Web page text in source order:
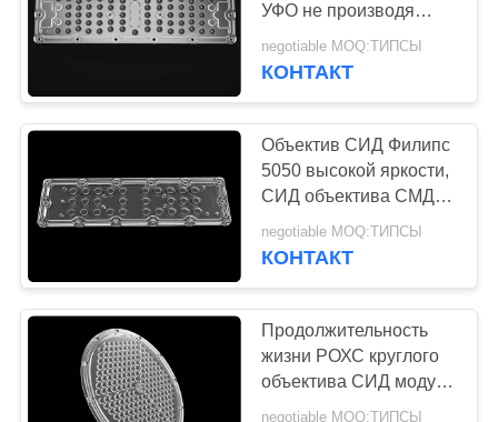
Объектив СИД
Pmma
Светлый объектив
водить
УФО не производя
УЛЬТРАФИОЛЕТОВЫЕ
аксессуары набивкой
negotiable MOQ:ТИПСЫ
КОНТАКТ
Объектив СИД Филипс
5050 высокой яркости,
СИД объектива СМД
купола освещения
тоннеля
negotiable MOQ:ТИПСЫ
КОНТАКТ
Продолжительность
жизни РОХС круглого
объектива СИД модуля
СМД длинная
negotiable MOQ:ТИПСЫ